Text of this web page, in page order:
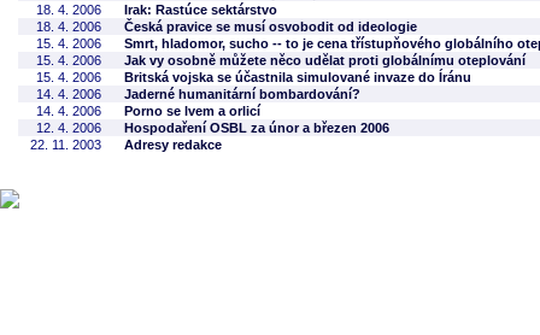
18. 4. 2006
Irak: Rastúce sektárstvo
18. 4. 2006
Česká pravice se musí osvobodit od ideologie
15. 4. 2006
Smrt, hladomor, sucho -- to je cena třístupňového globálního
15. 4. 2006
Jak vy osobně můžete něco udělat proti globálnímu oteplování
15. 4. 2006
Britská vojska se účastnila simulované invaze do Íránu
14. 4. 2006
Jaderné humanitární bombardování?
14. 4. 2006
Porno se lvem a orlicí
12. 4. 2006
Hospodaření OSBL za únor a březen 2006
22. 11. 2003
Adresy redakce